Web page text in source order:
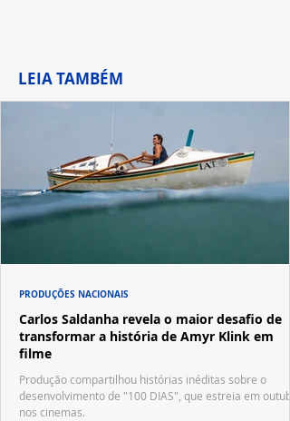
LEIA TAMBÉM
Carlos Saldanha revela o maior desafio de
transformar a história de Amyr Klink em
filme
Produção compartilhou histórias inéditas sobre o
desenvolvimento de "100 DIAS", que estreia em
nos cinemas.
PRODUÇÕES NACIONAIS